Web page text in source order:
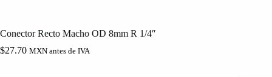
Conector Recto Macho OD 8mm R 1/4″
$27.70 MXN antes de IVA